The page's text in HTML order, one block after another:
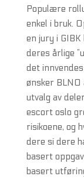
Populære
enkel i bruk.
en jury i
deres årlige
det
ønsker
utvalg av
escort oslo
risikoene, og
dere si dere
basert
basert